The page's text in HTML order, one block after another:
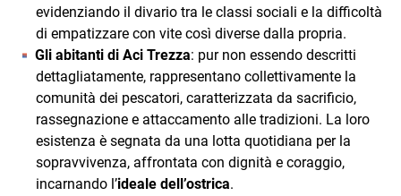
evidenziando il divario tra le classi sociali e la difficoltà
di empatizzare con vite così diverse dalla propria.
Gli abitanti di Aci Trezza: pur non essendo descritti
dettagliatamente, rappresentano collettivamente la
comunità dei pescatori, caratterizzata da sacrificio,
rassegnazione e attaccamento alle tradizioni. La loro
esistenza è segnata da una lotta quotidiana per la
sopravvivenza, affrontata con dignità e coraggio,
incarnando l’ideale dell’ostrica.